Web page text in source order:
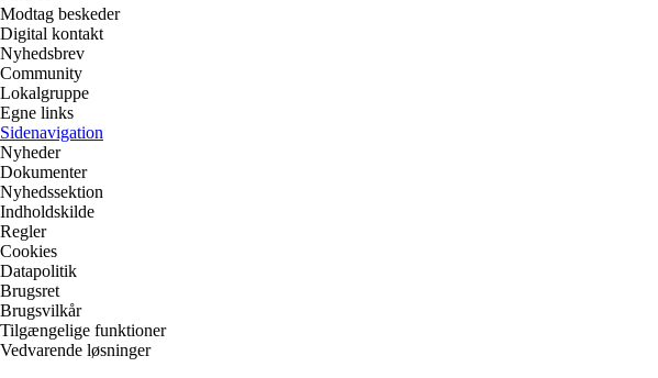
Modtag beskeder
Digital kontakt
Nyhedsbrev
Community
Lokalgruppe
Egne links
Sidenavigation
Nyheder
Dokumenter
Nyhedssektion
Indholdskilde
Regler
Cookies
Datapolitik
Brugsret
Brugsvilkår
Tilgængelige funktioner
Vedvarende løsninger